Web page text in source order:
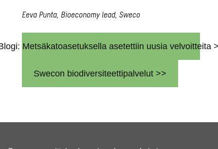
Eeva Punta, Bioeconomy lead, Sweco
Metsäkatoasetuksella asetettiin uusia velvoitteita
Swecon biodiversiteettipalvelut >>